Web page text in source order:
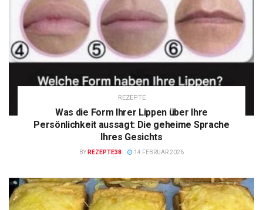
REZEPTE
Was die Form Ihrer Lippen über Ihre
Persönlichkeit aussagt: Die geheime Sprache
Ihres Gesichts
BY REZEPTE38 14 FEBRUAR 2026